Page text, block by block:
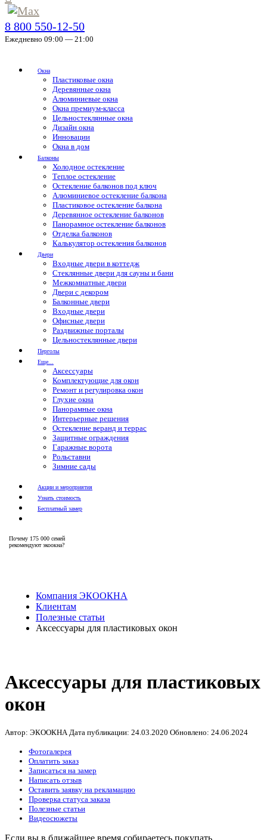
8 800 550-12-50
Ежедневно 09:00 — 21:00
Окна
Пластиковые окна
Деревянные окна
Алюминиевые окна
Окна премиум-класса
Цельностеклянные окна
Дизайн окна
Инновации
Окна в дом
Балконы
Холодное остекление
Теплое остекление
Остекление балконов под ключ
Алюминиевое остекление балкона
Пластиковое остекление балкона
Деревянное остекление балконов
Панорамное остекление балконов
Отделка балконов
Калькулятор остекления балконов
Двери
Входные двери в коттедж
Стеклянные двери для сауны и бани
Межкомнатные двери
Двери с декором
Балконные двери
Входные двери
Офисные двери
Раздвижные порталы
Цельностеклянные двери
Перголы
Еще...
Аксессуары
Комплектующие для окон
Ремонт и регулировка окон
Глухие окна
Панорамные окна
Интерьерные решения
Остекление веранд и террас
Защитные ограждения
Гаражные ворота
Рольставни
Зимние сады
Акции и мероприятия
Узнать стоимость
Бесплатный замер
Почему 175 000 семей
рекомендуют экоокна?
Компания ЭКООКНА
Клиентам
Полезные статьи
Аксессуары для пластиковых окон
Аксессуары для пластиковых
окон
Автор: ЭКООКНА Дата публикации: 24.03.2020 Обновлено: 24.06.2024
Фотогалерея
Оплатить заказ
Записаться на замер
Написать отзыв
Оставить заявку на рекламацию
Проверка статуса заказа
Полезные статьи
Видеосюжеты